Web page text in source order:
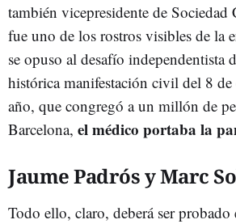
también vicepresidente de
fue uno de los rostros visibles de la
se opuso al desafío independentista
histórica manifestación civil del 8 de
año, que congregó a un millón de
Barcelona, el médico portaba la
Jaume Padrós y Marc
Todo ello, claro, deberá ser probado